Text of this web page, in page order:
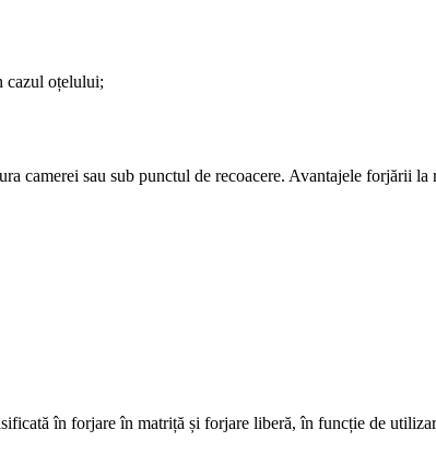
cazul oțelului;
camerei sau sub punctul de recoacere. Avantajele forjării la
în forjare în matriță și forjare liberă, în funcție de